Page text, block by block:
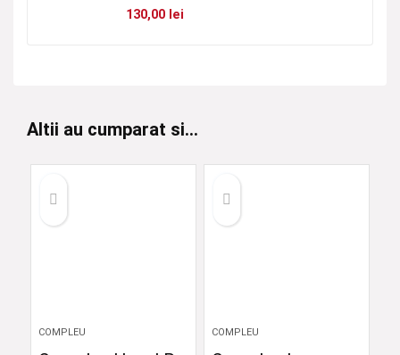
130,00 lei
Altii au cumparat si...
COMPLEU COMPLEU